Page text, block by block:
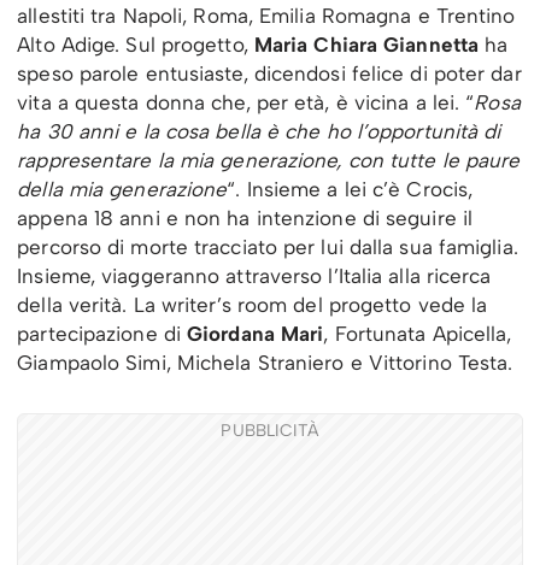
allestiti tra Napoli, Roma, Emilia Romagna e Trentino
Alto Adige. Sul progetto, Maria Chiara Giannetta ha
speso parole entusiaste, dicendosi felice di poter dar
vita a questa donna che, per età, è vicina a lei. “Rosa
ha 30 anni e la cosa bella è che ho l’opportunità di
rappresentare la mia generazione, con tutte le paure
della mia generazione“. Insieme a lei c’è Crocis,
appena 18 anni e non ha intenzione di seguire il
percorso di morte tracciato per lui dalla sua famiglia.
Insieme, viaggeranno attraverso l’Italia alla ricerca
della verità. La writer’s room del progetto vede la
partecipazione diGiordana Mari, Fortunata Apicella,
Giampaolo Simi, Michela Straniero e Vittorino Testa.
PUBBLICITÀ